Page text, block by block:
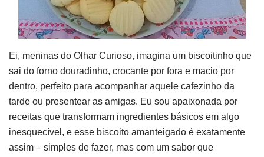
Ei, meninas do Olhar Curioso, imagina um biscoitinho que
sai do forno douradinho, crocante por fora e macio por
dentro, perfeito para acompanhar aquele cafezinho da
tarde ou presentear as amigas. Eu sou apaixonada por
receitas que transformam ingredientes básicos em algo
inesquecível, e esse biscoito amanteigado é exatamente
assim – simples de fazer, mas com um sabor que